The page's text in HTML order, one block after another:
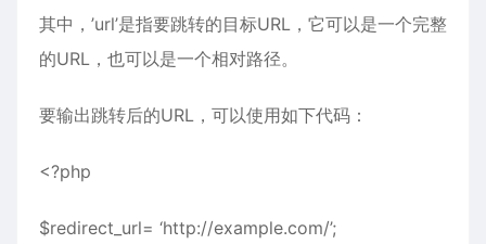
其中，’url’是指要跳转的目标URL，它可以是一个完整
的URL，也可以是一个相对路径。
要输出跳转后的URL，可以使用如下代码：
<?php
$redirect_url= ‘http://example.com/’;